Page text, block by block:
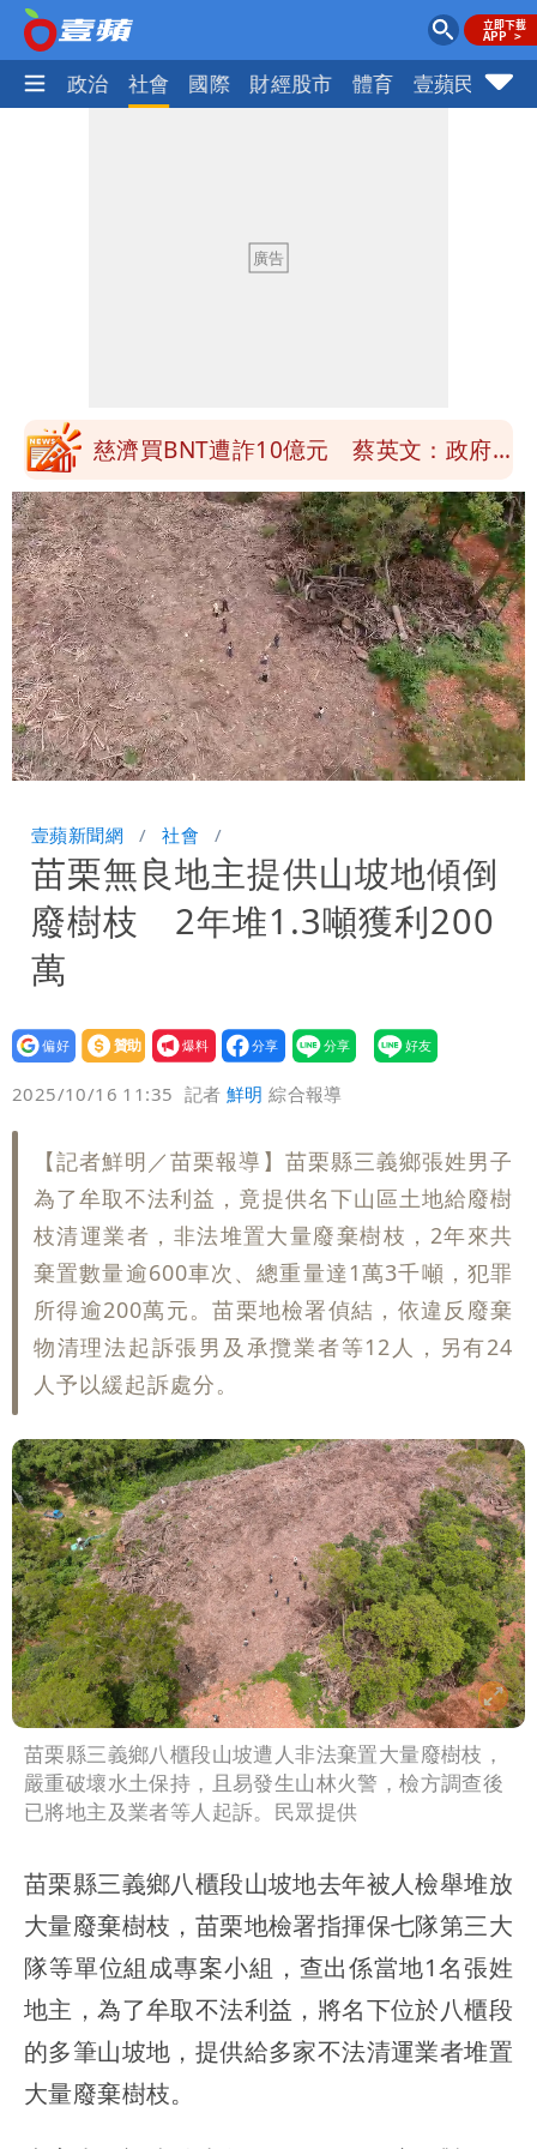
生活 政治 社會 國際 財經股市 體育 壹蘋民調
很多謹慎判斷當時未被理解
「慈濟別想躲在受害者3字後面」 她：
聲押？交保？複訊後揭曉
慈濟買BNT遭詐10億元 蔡英文：政府
很多謹慎判斷當時未被理解
「慈濟別想躲在受害者3字後面」 她：
10.6億顧問費決策過程在哪
Unmute Loaded:
41.35%
壹蘋新聞網 社會
苗栗無良地主提供山坡地傾倒
廢樹枝 2年堆1.3噸獲利200
萬
設為
贊助
我要
爆料
2025/10/16 11:35 記者鮮明 綜合報導
【記者鮮明／苗栗報導】苗栗縣三義鄉張姓男子
為了牟取不法利益，竟提供名下山區土地給廢樹
枝清運業者，非法堆置大量廢棄樹枝，2年來共
棄置數量逾600車次、總重量達1萬3千噸，犯罪
所得逾200萬元。苗栗地檢署偵結，依違反廢棄
物清理法起訴張男及承攬業者等12人，另有24
人予以緩起訴處分。
苗栗縣三義鄉八櫃段山坡遭人非法棄置大量廢樹枝，
嚴重破壞水土保持，且易發生山林火警，檢方調查後
已將地主及業者等人起訴。民眾提供
苗栗縣三義鄉八櫃段山坡地去年被人檢舉堆放
大量廢棄樹枝，苗栗地檢署指揮保七隊第三大
隊等單位組成專案小組，查出係當地1名張姓
地主，為了牟取不法利益，將名下位於八櫃段
的多筆山坡地，提供給多家不法清運業者堆置
大量廢棄樹枝。